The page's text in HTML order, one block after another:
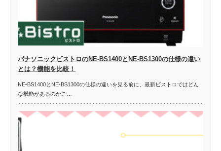
パナソニックビストロのNE-BS1400とNE-BS1300の仕様の違い
とは？機能を比較！
NE-BS1400とNE-BS1300の仕様の違いを見る前に、最新ビストロではどん
な機能があるのかご…